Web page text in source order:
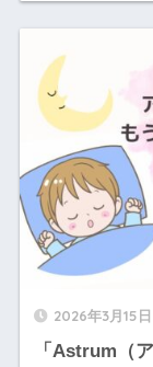
2026年3月15日
「Astrum（